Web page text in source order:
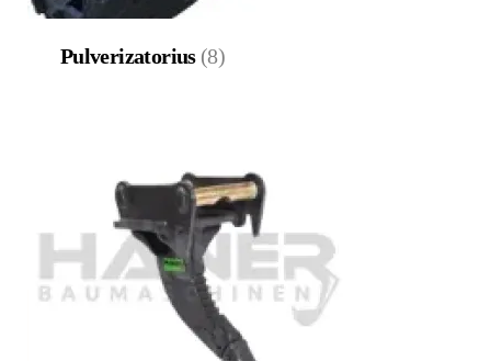
Pulverizatorius (8)